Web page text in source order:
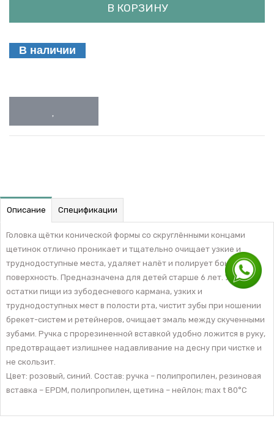
В КОРЗИНУ
В наличии
Описание Спецификации
Головка щётки конической формы со скруглёнными концами
щетинок отлично проникает и тщательно очищает узкие и
труднодоступные места, удаляет налёт и полирует боковую
поверхность. Предназначена для детей старше 6 лет. Удаляет
остатки пищи из зубодесневого кармана, узких и
труднодоступных мест в полости рта, чистит зубы при ношении
брекет-систем и ретейнеров, очищает эмаль между скученными
зубами. Ручка с прорезиненной вставкой удобно ложится в руку,
предотвращает излишнее надавливание на десну при чистке и
не скользит.
Цвет: розовый, синий. Состав: ручка – полипропилен, резиновая
вставка – EPDM, полипропилен, щетина – нейлон; max t 80°С